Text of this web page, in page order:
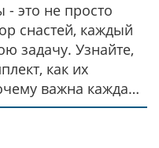
это не просто
снастей, каждый
задачу. Узнайте,
как их
важна каждая